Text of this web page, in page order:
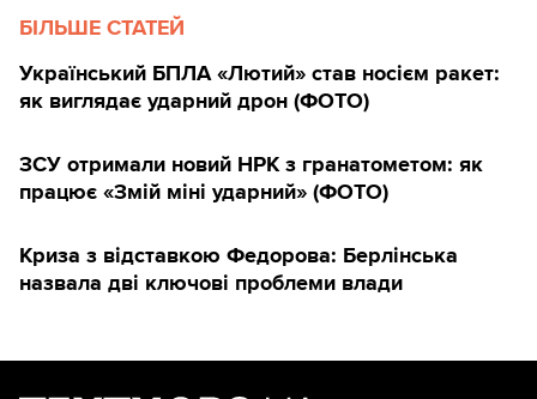
БІЛЬШЕ СТАТЕЙ
Український БПЛА «Лютий» став носієм ракет:
як виглядає ударний дрон (ФОТО)
ЗСУ отримали новий НРК з гранатометом: як
працює «Змій міні ударний» (ФОТО)
Криза з відставкою Федорова: Берлінська
назвала дві ключові проблеми влади